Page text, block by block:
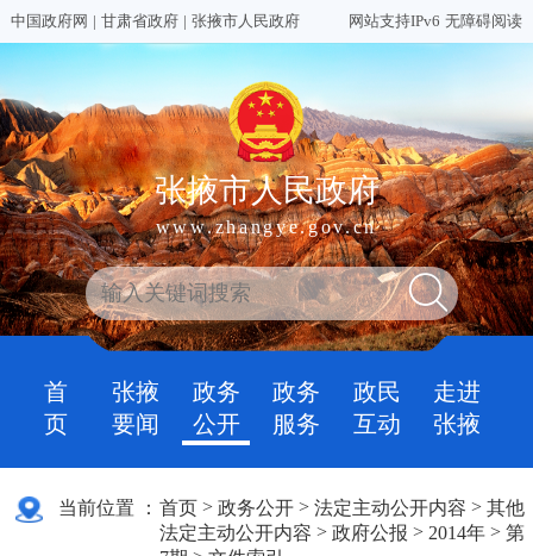
中国政府网 | 甘肃省政府 | 张掖市人民政府 网站支持IPv6 无障碍阅读
张掖市人民政府
www.zhangye.gov.cn
首
页
张掖
要闻
政务
公开
政务
服务
政民
互动
走进
张掖
当前位置 ： 首页 >政务公开 >法定主动公开内容 >其他
法定主动公开内容 >政府公报 > 2014年 >第